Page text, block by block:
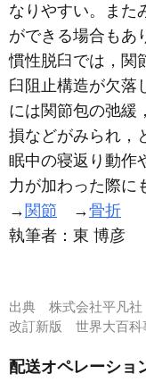
なりやすい。また
ができる場合もあ
慣性脱臼では，関
臼阻止構造が欠落
には関節包の弛緩
損などがみられ，
眠中の寝返り動作
力が加わった際に
→ 関節 →骨折
執筆者： 東 博彦
出典 株式会社平凡
改訂新版 世界大百
配送オペレーショ